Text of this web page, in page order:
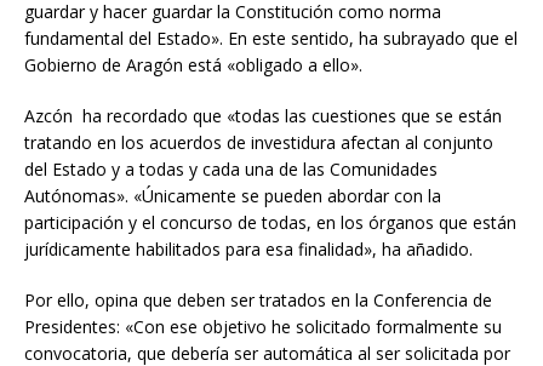
guardar y hacer guardar la Constitución como norma
fundamental del Estado». En este sentido, ha subrayado que el
Gobierno de Aragón está «obligado a ello».
Azcón ha recordado que «todas las cuestiones que se están
tratando en los acuerdos de investidura afectan al conjunto
del Estado y a todas y cada una de las Comunidades
Autónomas». «Únicamente se pueden abordar con la
participación y el concurso de todas, en los órganos que están
jurídicamente habilitados para esa finalidad», ha añadido.
Por ello, opina que deben ser tratados en la Conferencia de
Presidentes: «Con ese objetivo he solicitado formalmente su
convocatoria, que debería ser automática al ser solicitada por